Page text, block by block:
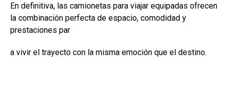
En definitiva, las camionetas para viajar equipadas ofrecen
la combinación perfecta de espacio, comodidad y
prestaciones par
a vivir el trayecto con la misma emoción que el destino.